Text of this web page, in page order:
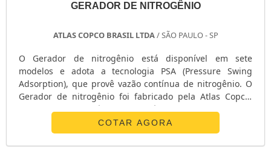
COMPRAR GRUPO GERADOR DE ENERGIA
COMPRAR GRUPO GERADOR DE ENERGIA A DIESEL
COMPRAR GERADORES DE ENERGIA ELÉTRICA
COMPRAR GERADOR
COMPRAR GERADOR PEQUENO A DIESEL
COMPRAR GERADOR DE ENERGIA USADO
COMPRAR GERADOR DE ENERGIA A GASOLINA
GERADOR DE NITROGÊNIO
ATLAS COPCO BRASIL LTDA/ SÃO PAULO - SP
O Gerador de nitrogênio está disponível em sete
modelos e adota a tecnologia PSA (Pressure Swing
Adsorption), que provê vazão contínua de nitrogênio. O
Gerador de nitrogênio foi fabricado pela Atlas Copco,
empresa de grandíssima experiência no mercado. Para
mais informações sobre o Gerador de nitrogênio
consulte a Atlas Copco. ....
COTAR AGORA